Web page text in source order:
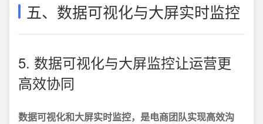
五、数据可视化与大屏实时监控
5. 数据可视化与大屏监控让运营更
高效协同
数据可视化和大屏实时监控，是电商团队实现高效沟